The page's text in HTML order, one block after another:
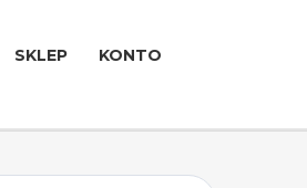
SKLEP KONTO